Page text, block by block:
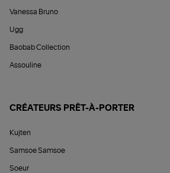
Vanessa Bruno
Ugg
Baobab Collection
Assouline
CRÉATEURS PRÊT-À-PORTER
Kujten
Samsoe Samsoe
Soeur